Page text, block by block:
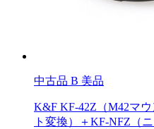
中古品 B 美品
K&F KF-42Z（M42マ
ト変換）＋KF-NFZ（